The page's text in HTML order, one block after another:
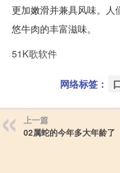
更加嫩滑并兼具风味。人
悠牛肉的丰富滋味。
51K歌软件
网络标签：
上一篇
02属蛇的今年多大年龄了